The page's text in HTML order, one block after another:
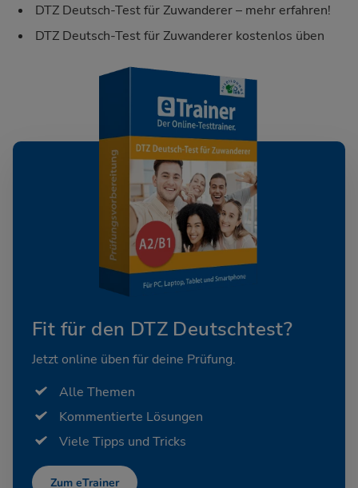
DTZ Deutsch-Test für Zuwanderer – mehr erfahren!
DTZ Deutsch-Test für Zuwanderer kostenlos üben
Fit für den DTZ Deutschtest?
Jetzt online üben für deine Prüfung.
Alle Themen
Kommentierte Lösungen
Viele Tipps und Tricks
Zum eTrainer